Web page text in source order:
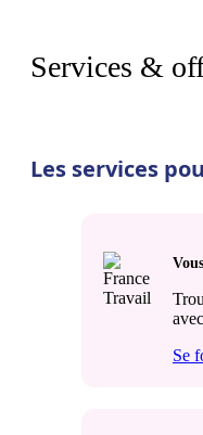
Services &
Les services
Se